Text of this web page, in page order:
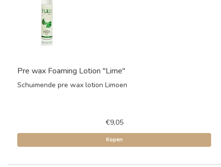
Pre wax Foaming Lotion "Lime"
Schuimende pre wax lotion Limoen
€9,05
Kopen